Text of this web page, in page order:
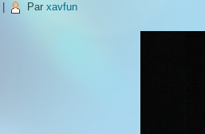
Par xavfun